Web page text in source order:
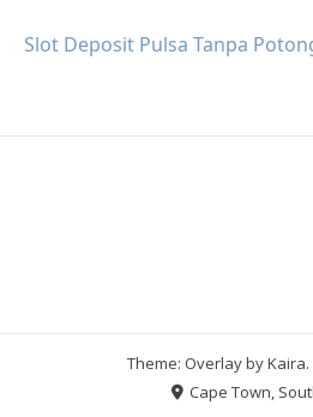
Slot Deposit Pulsa Tanpa
Theme: Overlay byKaira.
Cape Town,